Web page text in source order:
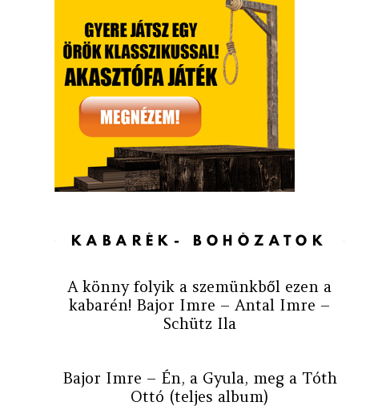
KABARÉK- BOHÓZATOK
A könny folyik a szemünkből ezen a
kabarén! Bajor Imre – Antal Imre –
Schütz Ila
Bajor Imre – Én, a Gyula, meg a Tóth
Ottó (teljes album)